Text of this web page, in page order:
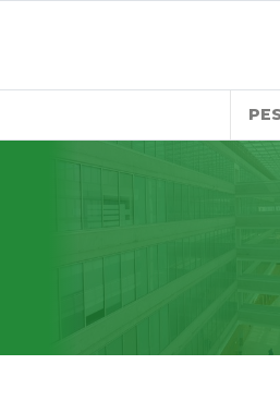
Query